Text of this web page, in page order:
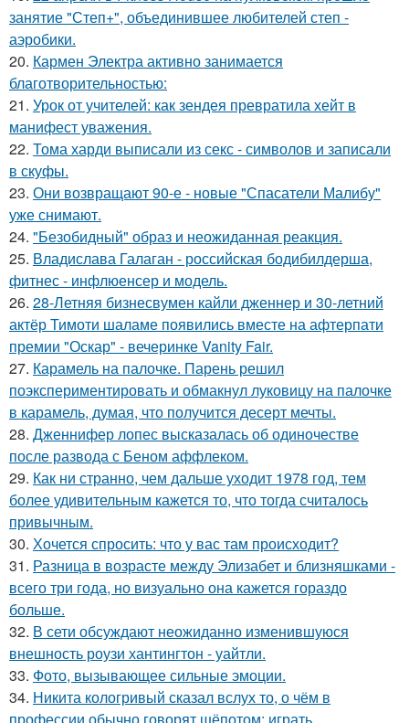
занятие "Степ+", объединившее любителей степ -
аэробики.
20. Кармен Электра активно занимается
благотворительностью:
21. Урок от учителей: как зендея превратила хейт в
манифест уважения.
22. Тома харди выписали из секс - символов и записали
в скуфы.
23. Они возвращают 90-е - новые "Спасатели Малибу"
уже снимают.
24. "Безобидный" образ и неожиданная реакция.
25. Владислава Галаган - российская бодибилдерша,
фитнес - инфлюенсер и модель.
26. 28-Летняя бизнесвумен кайли дженнер и 30-летний
актёр Тимоти шаламе появились вместе на афтерпати
премии "Оскар" - вечеринке Vanity Fair.
27. Карамель на палочке. Парень решил
поэкспериментировать и обмакнул луковицу на палочке
в карамель, думая, что получится десерт мечты.
28. Дженнифер лопес высказалась об одиночестве
после развода с Беном аффлеком.
29. Как ни странно, чем дальше уходит 1978 год, тем
более удивительным кажется то, что тогда считалось
привычным.
30. Хочется спросить: что у вас там происходит?
31. Разница в возрасте между Элизабет и близняшками -
всего три года, но визуально она кажется гораздо
больше.
32. В сети обсуждают неожиданно изменившуюся
внешность роузи хантингтон - уайтли.
33. Фото, вызывающее сильные эмоции.
34. Никита кологривый сказал вслух то, о чём в